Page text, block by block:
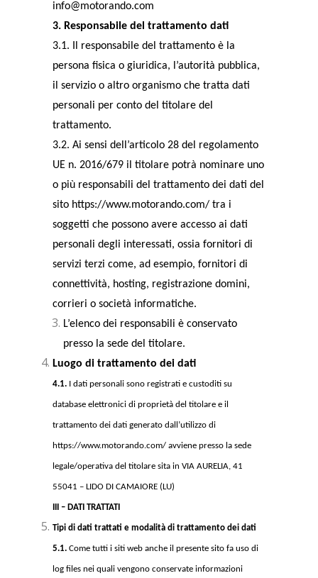
info@motorando.com
3. Responsabile del trattamento dati
3.1. Il responsabile del trattamento è la
persona fisica o giuridica, l’autorità pubblica,
il servizio o altro organismo che tratta dati
personali per conto del titolare del
trattamento.
3.2. Ai sensi dell’articolo 28 del regolamento
UE n. 2016/679 il titolare potrà nominare uno
o più responsabili del trattamento dei dati del
sito https://www.motorando.com/ tra i
soggetti che possono avere accesso ai dati
personali degli interessati, ossia fornitori di
servizi terzi come, ad esempio, fornitori di
connettività, hosting, registrazione domini,
corrieri o società informatiche.
L’elenco dei responsabili è conservato
presso la sede del titolare.
Luogo di trattamento dei dati
4.1. I dati personali sono registrati e custoditi su
database elettronici di proprietà del titolare e il
trattamento dei dati generato dall’utilizzo di
https://www.motorando.com/ avviene presso la sede
legale/operativa del titolare sita in VIA AURELIA, 41
55041 – LIDO DI CAMAIORE (LU)
III – DATI TRATTATI
Tipi di dati trattati e modalità di trattamento dei dati
5.1. Come tutti i siti web anche il presente sito fa uso di
log files nei quali vengono conservate informazioni